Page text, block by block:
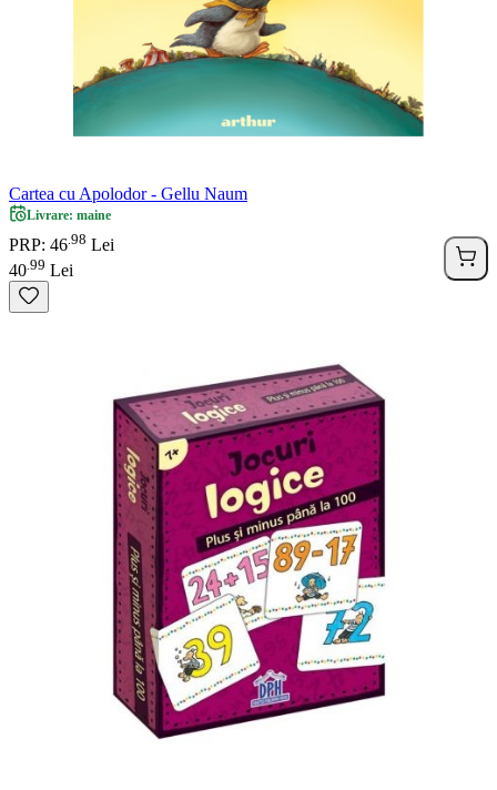
Cartea cu Apolodor - Gellu Naum
Livrare: maine
PRP: 46 98 Lei
40 99 Lei